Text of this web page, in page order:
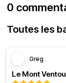
0
Toutes les
Greg
Le Mont